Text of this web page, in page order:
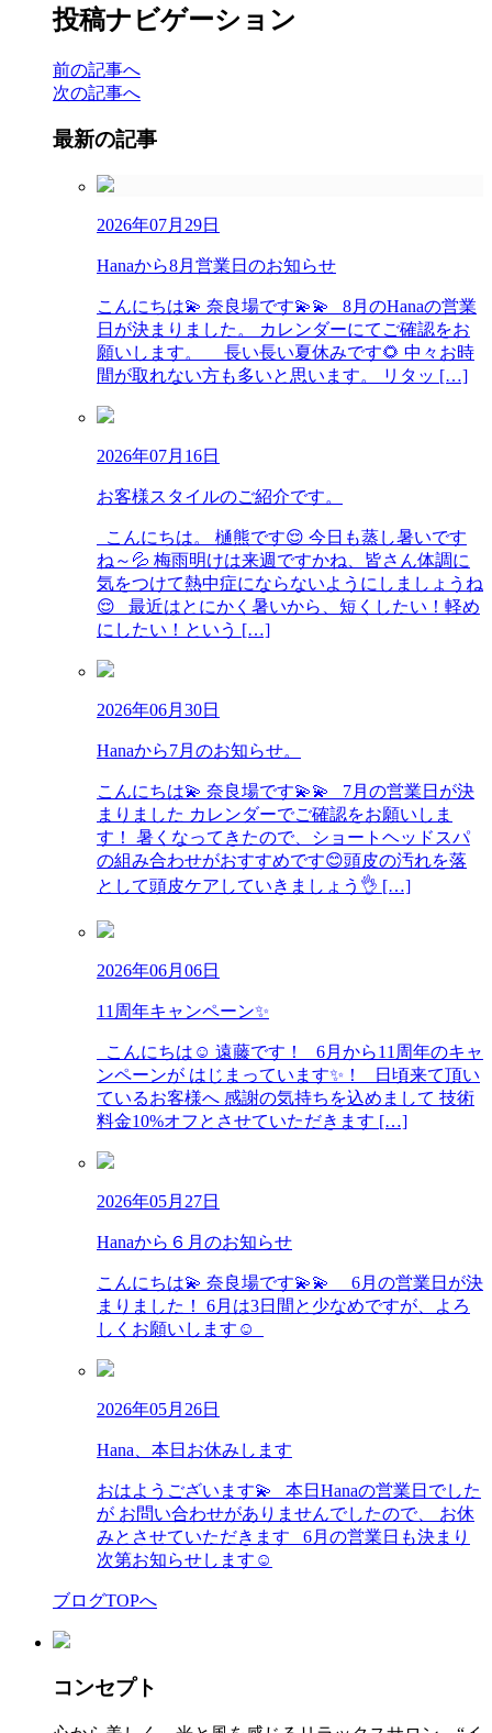
投稿ナビゲーション
前の記事へ
次の記事へ
最新の記事
2026年07月29日
Hanaから8月営業日のお知らせ
こんにちは💫 奈良場です💫💫 8月のHanaの営業
日が決まりました。 カレンダーにてご確認をお
願いします。 長い長い夏休みです🌻 中々お時
間が取れない方も多いと思います。 リタッ […]
2026年07月16日
お客様スタイルのご紹介です。
こんにちは。 樋熊です😌 今日も蒸し暑いです
ね～💦 梅雨明けは来週ですかね、皆さん体調に
気をつけて熱中症にならないようにしましょうね
😌 最近はとにかく暑いから、短くしたい！軽め
にしたい！という […]
2026年06月30日
Hanaから7月のお知らせ。
こんにちは💫 奈良場です💫💫 7月の営業日が決
まりました カレンダーでご確認をお願いしま
す！ 暑くなってきたので、ショートヘッドスパ
の組み合わせがおすすめです😊頭皮の汚れを落
として頭皮ケアしていきましょう👌 […]
2026年06月06日
11周年キャンペーン✨
こんにちは☺️ 遠藤です！ 6月から11周年のキャ
ンペーンが はじまっています✨！ 日頃来て頂い
ているお客様へ 感謝の気持ちを込めまして 技術
料金10%オフとさせていただきます […]
2026年05月27日
Hanaから６月のお知らせ
こんにちは💫 奈良場です💫💫 6月の営業日が決
まりました！ 6月は3日間と少なめですが、よろ
しくお願いします☺︎
2026年05月26日
Hana、本日お休みします
おはようございます💫 本日Hanaの営業日でした
が お問い合わせがありませんでしたので、 お休
みとさせていただきます 6月の営業日も決まり
次第お知らせします☺︎
ブログTOPへ
コンセプト